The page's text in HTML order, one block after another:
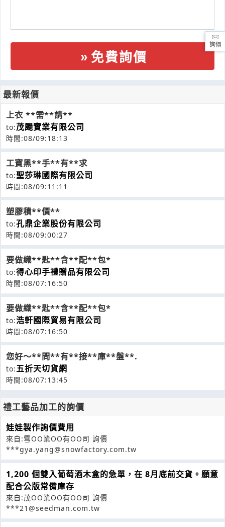
免費詢價
最新報價
上衣 **需**請**
to:茂颺實業有限公司
時間:08/09:18:13
工寶黑**手**有**求
to:聖莎琳國際有限公司
時間:08/09:11:11
塑膠積**價**
to:孔鼎企業股份有限公司
時間:08/09:00:27
要做織**匙**含**配**包*
to:得心印手禮贈品有限公司
時間:08/07:16:50
要做織**匙**含**配**包*
to:浩軒國際貿易有限公司
時間:08/07:16:50
您好～**問**有**接**庫**盤**.
to:五折天切貨網
時間:08/07:13:45
禮工藝品加工的詢價
娃娃製作詢價費用
來自:雪OO業OO有OO司 詢價
***gya.yang@snowfactory.com.tw
1,200 個雙入葡萄酒木盒的急單，在 8月底前交貨。願意
配合公版常備庫存
來自:茂OO業OO有OO司 詢價
***21@seedman.com.tw
詢價